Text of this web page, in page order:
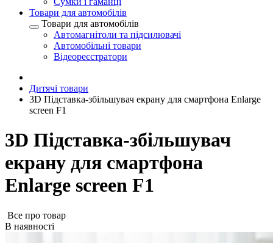
Товари для автомобілів
Товари для автомобілів
Автомагнітоли та підсилювачі
Автомобільні товари
Відеореєстратори
Дитячі товари
3D Підставка-збільшувач екрану для смартфона Enlarge
screen F1
3D Підставка-збільшувач
екрану для смартфона
Enlarge screen F1
Все про товар
В наявності